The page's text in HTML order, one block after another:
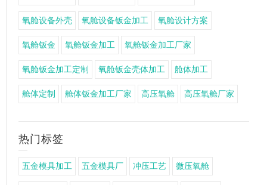
氧舱设备外壳 氧舱设备钣金加工 氧舱设计方案
氧舱钣金 氧舱钣金加工 氧舱钣金加工厂家
氧舱钣金加工定制 氧舱钣金壳体加工 舱体加工
舱体定制 舱体钣金加工厂家 高压氧舱 高压氧舱厂家
热门标签
五金模具加工 五金模具厂 冲压工艺 微压氧舱